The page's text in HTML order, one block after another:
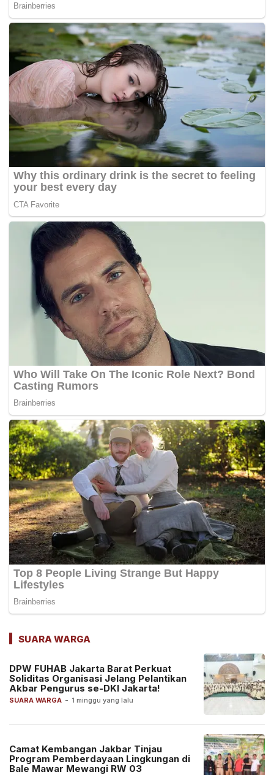
SUARA WARGA
SUARA WARGA - 1 minggu yang lalu
DPW FUHAB Jakarta Barat Perkuat
Soliditas Organisasi Jelang Pelantikan
Akbar Pengurus se-DKI Jakarta!
Camat Kembangan Jakbar Tinjau
Program Pemberdayaan Lingkungan di
Bale Mawar Mewangi RW 03